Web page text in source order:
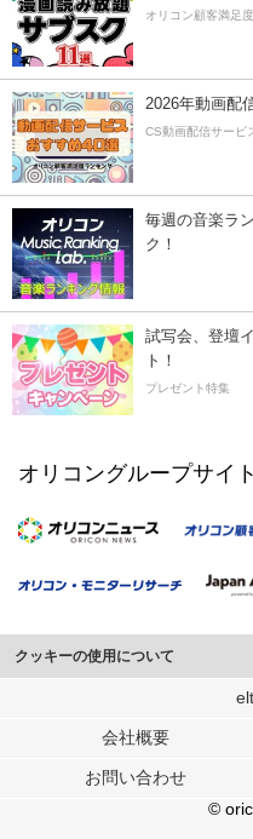
オリコン顧客満足
2026年動画配
CS動画配信サービ
毎週の音楽ラ
ク！
試写会、登壇
ト！
プレゼント特集
オリコングループサイト
クッキーの使用について
このサイトでは Cookie を使用して
行っています。
メディアや広告配信、データ解析
各パートナーは、この情報とユー
ユーザーが各パートナーのサービ
会社概要
お問い合わせ
©